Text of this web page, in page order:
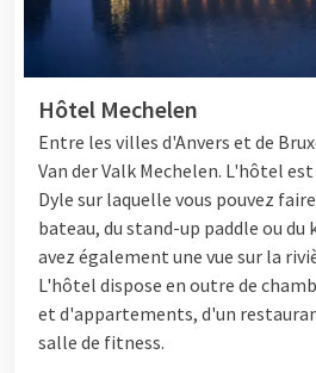
Hôtel Mechelen
Entre les villes d'Anvers et de
Van der Valk Mechelen. L'hôtel
Dyle sur laquelle vous pouvez
bateau, du stand-up paddle ou du
avez également une vue sur la
L'hôtel dispose en outre de
et d'appartements, d'un
salle de fitness.